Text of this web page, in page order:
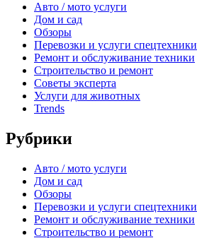
Авто / мото услуги
Дом и сад
Обзоры
Перевозки и услуги спецтехники
Ремонт и обслуживание техники
Строительство и ремонт
Советы эксперта
Услуги для животных
Trends
Рубрики
Авто / мото услуги
Дом и сад
Обзоры
Перевозки и услуги спецтехники
Ремонт и обслуживание техники
Строительство и ремонт